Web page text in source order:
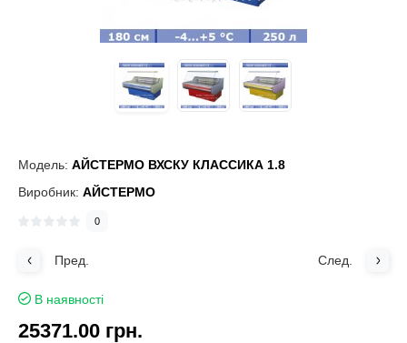
Модель: АЙСТЕРМО ВХСКУ КЛАССИКА 1.8
Виробник: АЙСТЕРМО
0
Пред. След.
В наявності
25371.00 грн.